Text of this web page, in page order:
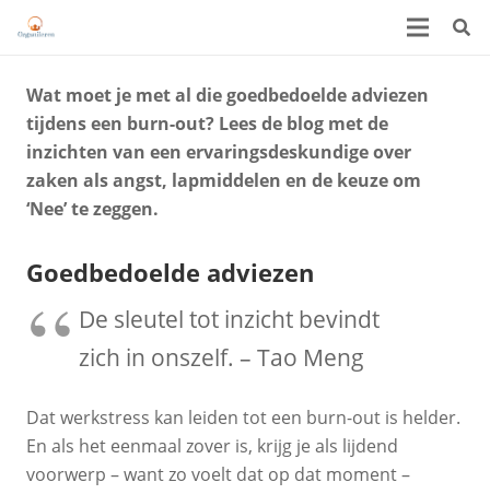
Wat moet je met al die goedbedoelde adviezen
tijdens een burn-out? Lees de blog met de
inzichten van een ervaringsdeskundige over
zaken als angst, lapmiddelen en de keuze om
‘Nee’ te zeggen.
Goedbedoelde adviezen
De sleutel tot inzicht bevindt
zich in onszelf. – Tao Meng
Dat werkstress kan leiden tot een burn-out is helder.
En als het eenmaal zover is, krijg je als lijdend
voorwerp – want zo voelt dat op dat moment –